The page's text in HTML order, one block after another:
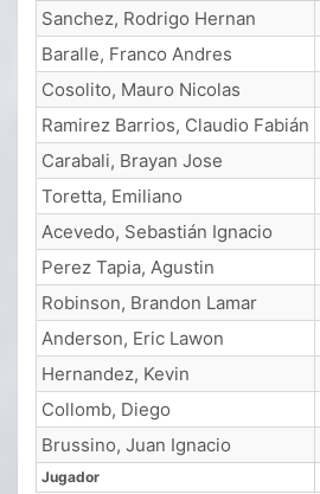
Jugador
Jugador
Sanchez, Rodrigo Hernan
Baralle, Franco Andres
Cosolito, Mauro Nicolas
Ramirez Barrios, Claudio Fabián
Carabali, Brayan Jose
Toretta, Emiliano
Acevedo, Sebastián Ignacio
Perez Tapia, Agustin
Robinson, Brandon Lamar
Anderson, Eric Lawon
Hernandez, Kevin
Collomb, Diego
Brussino, Juan Ignacio
Jugador